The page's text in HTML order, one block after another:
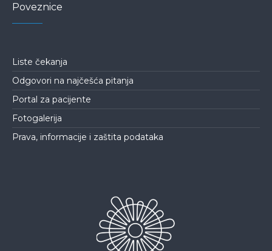
Poveznice
Liste čekanja
Odgovori na najčešća pitanja
Portal za pacijente
Fotogalerija
Prava, informacije i zaštita podataka